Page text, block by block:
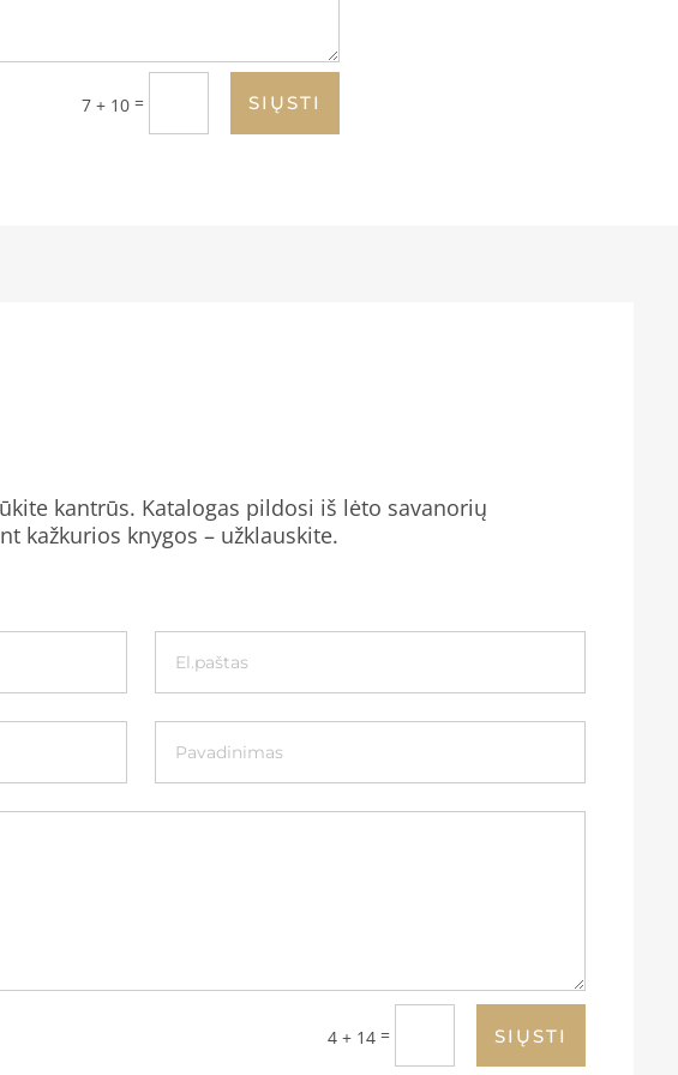
7 + 10 = SIŲSTI
kantrūs. Katalogas pildosi iš lėto savanorių
kažkurios knygos – užklauskite.
4 + 14 = SIŲSTI